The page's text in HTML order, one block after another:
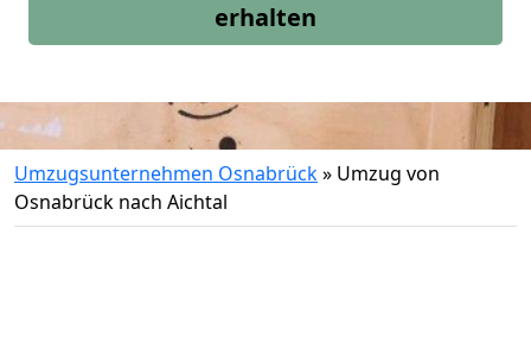
erhalten
Umzugsunternehmen Osnabrück» Umzug von
Osnabrück nach Aichtal